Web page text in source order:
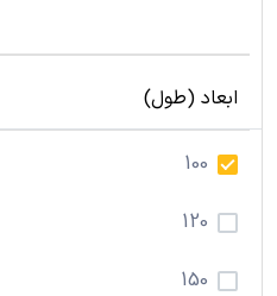
ابعاد (طول)
100
120
150